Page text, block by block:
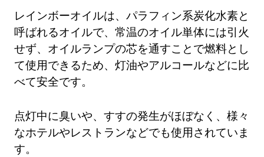
レインボーオイルは、パラフィン系炭化水素と
呼ばれるオイルで、常温のオイル単体には引火
せず、オイルランプの芯を通すことで燃料とし
て使用できるため、灯油やアルコールなどに比
べて安全です。
点灯中に臭いや、すすの発生がほぼなく、様々
なホテルやレストランなどでも使用されていま
す。